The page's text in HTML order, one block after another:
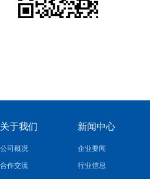
关于我们
公司概况
合作交流
新闻中心
企业要闻
行业信息